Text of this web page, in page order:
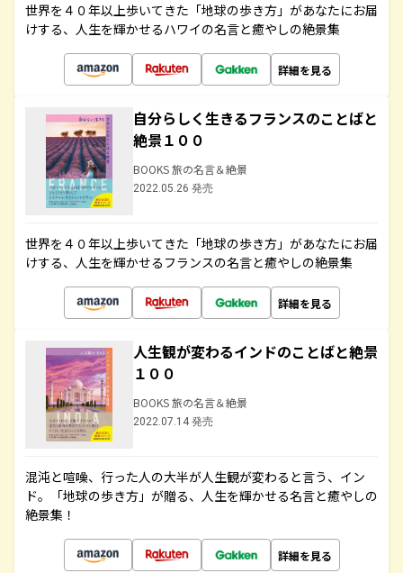
世界を４０年以上歩いてきた「地球の歩き方」があなたにお届
けする、人生を輝かせるハワイの名言と癒やしの絶景集
詳細を見る
自分らしく生きるフランスのことばと
絶景１００
BOOKS 旅の名言＆絶景
2022.05.26 発売
世界を４０年以上歩いてきた「地球の歩き方」があなたにお届
けする、人生を輝かせるフランスの名言と癒やしの絶景集
詳細を見る
人生観が変わるインドのことばと絶景
１００
BOOKS 旅の名言＆絶景
2022.07.14 発売
混沌と喧噪、行った人の大半が人生観が変わると言う、イン
ド。「地球の歩き方」が贈る、人生を輝かせる名言と癒やしの
絶景集！
詳細を見る